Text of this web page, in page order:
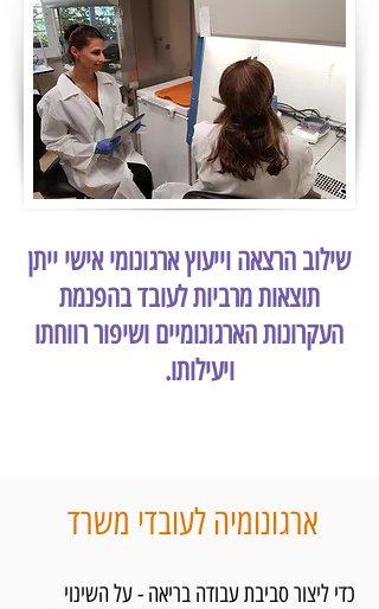
שילוב הרצאה וייעוץ ארגונומי אישי ייתן
תוצאות מרביות לעובד בהפנמת
העקרונות הארגונומיים ושיפור רווחתו
ויעילותו.
ארגונומיה לעובדי משרד
כדי ליצור סביבת עבודה בריאה - על השינוי